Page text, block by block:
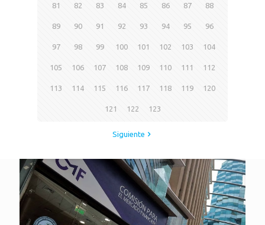
81 82 83 84 85 86 87 88
89 90 91 92 93 94 95 96
97 98 99 100 101 102 103 104
105 106 107 108 109 110 111 112
113 114 115 116 117 118 119 120
121 122 123
Siguiente